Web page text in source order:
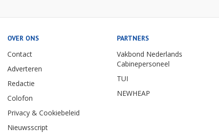
OVER ONS
Contact
Adverteren
Redactie
Colofon
Privacy & Cookiebeleid
Nieuwsscript
PARTNERS
Vakbond Nederlands
Cabinepersoneel
TUI
NEWHEAP